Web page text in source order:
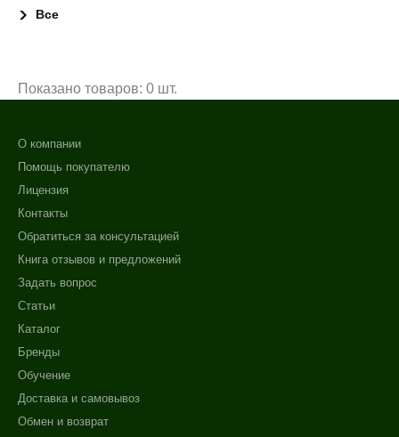
Все
Показано товаров: 0 шт.
О компании
Помощь покупателю
Лицензия
Контакты
Обратиться за консультацией
Книга отзывов и предложений
Задать вопрос
Статьи
Каталог
Бренды
Обучение
Доставка и самовывоз
Обмен и возврат